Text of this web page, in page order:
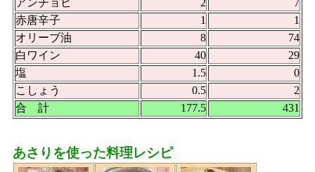
赤唐辛子
1
1
オリーブ油
8
74
白ワイン
40
29
塩
1.5
0
こしょう
0.5
2
合 計
177.5 431
あさりを使った料理レシピ